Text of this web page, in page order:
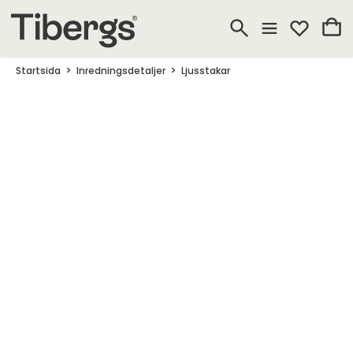
Startsida Inredningsdetaljer Ljusstakar